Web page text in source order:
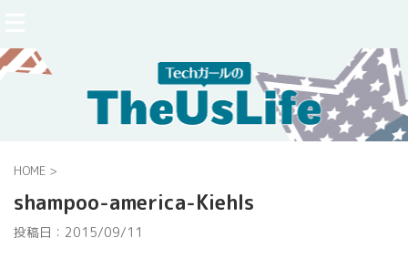
HOME >
shampoo-america-Kiehls
投稿日： 2015/09/11